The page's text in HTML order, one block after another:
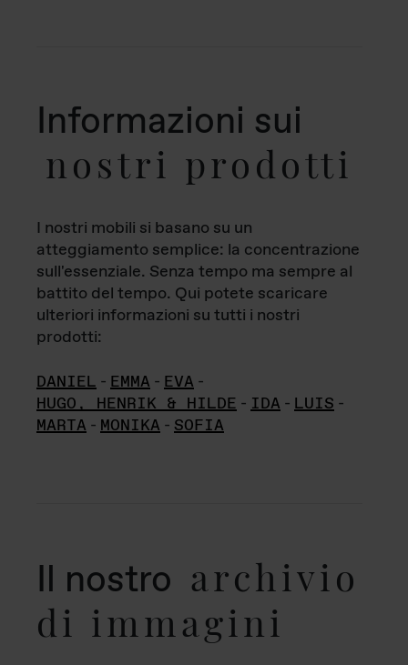
Informazioni sui
nostri prodotti
I nostri mobili si basano su un
atteggiamento semplice: la concentrazione
sull'essenziale. Senza tempo ma sempre al
battito del tempo. Qui potete scaricare
ulteriori informazioni su tutti i nostri
prodotti:
DANIEL - EMMA - EVA -
HUGO, HENRIK & HILDE - IDA - LUIS -
MARTA - MONIKA - SOFIA
Il nostro archivio
di immagini